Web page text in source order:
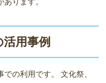
ります。
用事例
の利用です。 文化祭、